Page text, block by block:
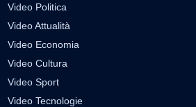
Video Politica
Video Attualità
Video Economia
Video Cultura
Video Sport
Video Tecnologie